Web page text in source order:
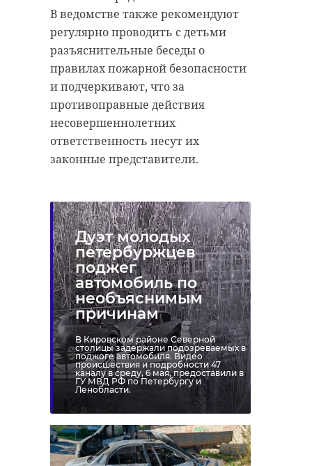
В ведомстве также рекомендуют
регулярно проводить с детьми
разъяснительные беседы о
правилах пожарной безопасности
и подчеркивают, что за
противоправные действия
несовершеннолетних
ответственность несут их
законные представители.
Дуэт молодых
петербуржцев
поджег
автомобиль по
необъяснимым
причинам
В Кировском районе Северной
столицы задержали подозреваемых в
поджоге автомобиля. Видео
происшествия и подробности 47
каналу в среду, 6 мая, предоставили в
ГУ МВД РФ по Петербургу и
Ленобласти.